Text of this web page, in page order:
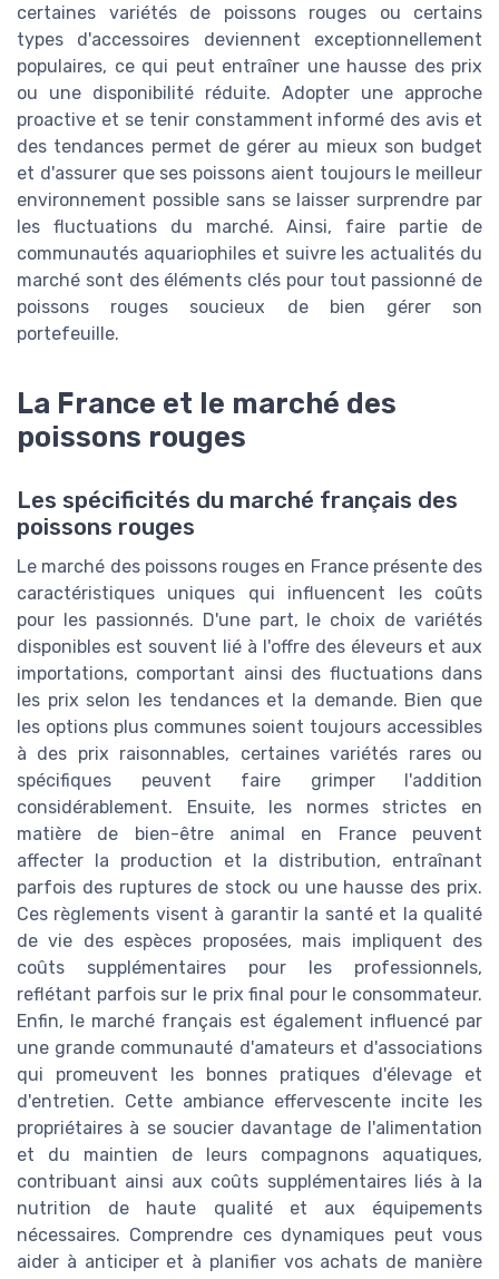
certaines variétés de poissons rouges ou certains
types d'accessoires deviennent exceptionnellement
populaires, ce qui peut entraîner une hausse des prix
ou une disponibilité réduite. Adopter une approche
proactive et se tenir constamment informé des avis et
des tendances permet de gérer au mieux son budget
et d'assurer que ses poissons aient toujours le meilleur
environnement possible sans se laisser surprendre par
les fluctuations du marché. Ainsi, faire partie de
communautés aquariophiles et suivre les actualités du
marché sont des éléments clés pour tout passionné de
poissons rouges soucieux de bien gérer son
portefeuille.
La France et le marché des
poissons rouges
Les spécificités du marché français des
poissons rouges
Le marché des poissons rouges en France présente des
caractéristiques uniques qui influencent les coûts
pour les passionnés. D'une part, le choix de variétés
disponibles est souvent lié à l'offre des éleveurs et aux
importations, comportant ainsi des fluctuations dans
les prix selon les tendances et la demande. Bien que
les options plus communes soient toujours accessibles
à des prix raisonnables, certaines variétés rares ou
spécifiques peuvent faire grimper l'addition
considérablement. Ensuite, les normes strictes en
matière de bien-être animal en France peuvent
affecter la production et la distribution, entraînant
parfois des ruptures de stock ou une hausse des prix.
Ces règlements visent à garantir la santé et la qualité
de vie des espèces proposées, mais impliquent des
coûts supplémentaires pour les professionnels,
reflétant parfois sur le prix final pour le consommateur.
Enfin, le marché français est également influencé par
une grande communauté d'amateurs et d'associations
qui promeuvent les bonnes pratiques d'élevage et
d'entretien. Cette ambiance effervescente incite les
propriétaires à se soucier davantage de l'alimentation
et du maintien de leurs compagnons aquatiques,
contribuant ainsi aux coûts supplémentaires liés à la
nutrition de haute qualité et aux équipements
nécessaires. Comprendre ces dynamiques peut vous
aider à anticiper et à planifier vos achats de manière